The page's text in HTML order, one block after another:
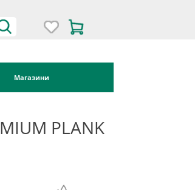
Магазини
PLANK